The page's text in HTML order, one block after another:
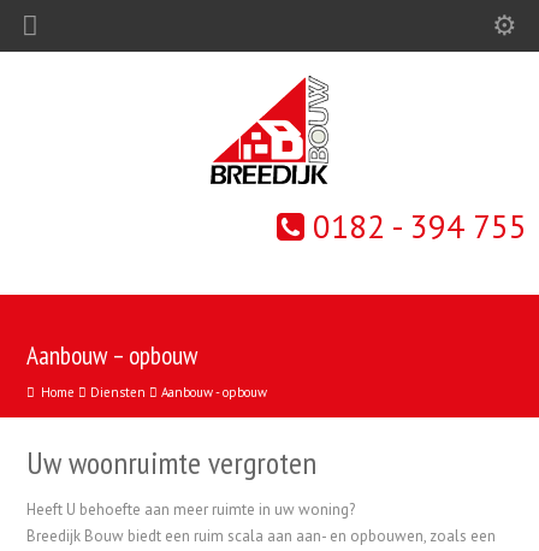
0182 - 394 755
Aanbouw – opbouw
Home Diensten Aanbouw - opbouw
Uw woonruimte vergroten
Heeft U behoefte aan meer ruimte in uw woning?
Breedijk Bouw biedt een ruim scala aan aan- en opbouwen, zoals een